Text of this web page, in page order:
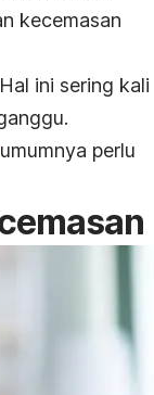
kecemasan
ini sering kali
umumnya perlu